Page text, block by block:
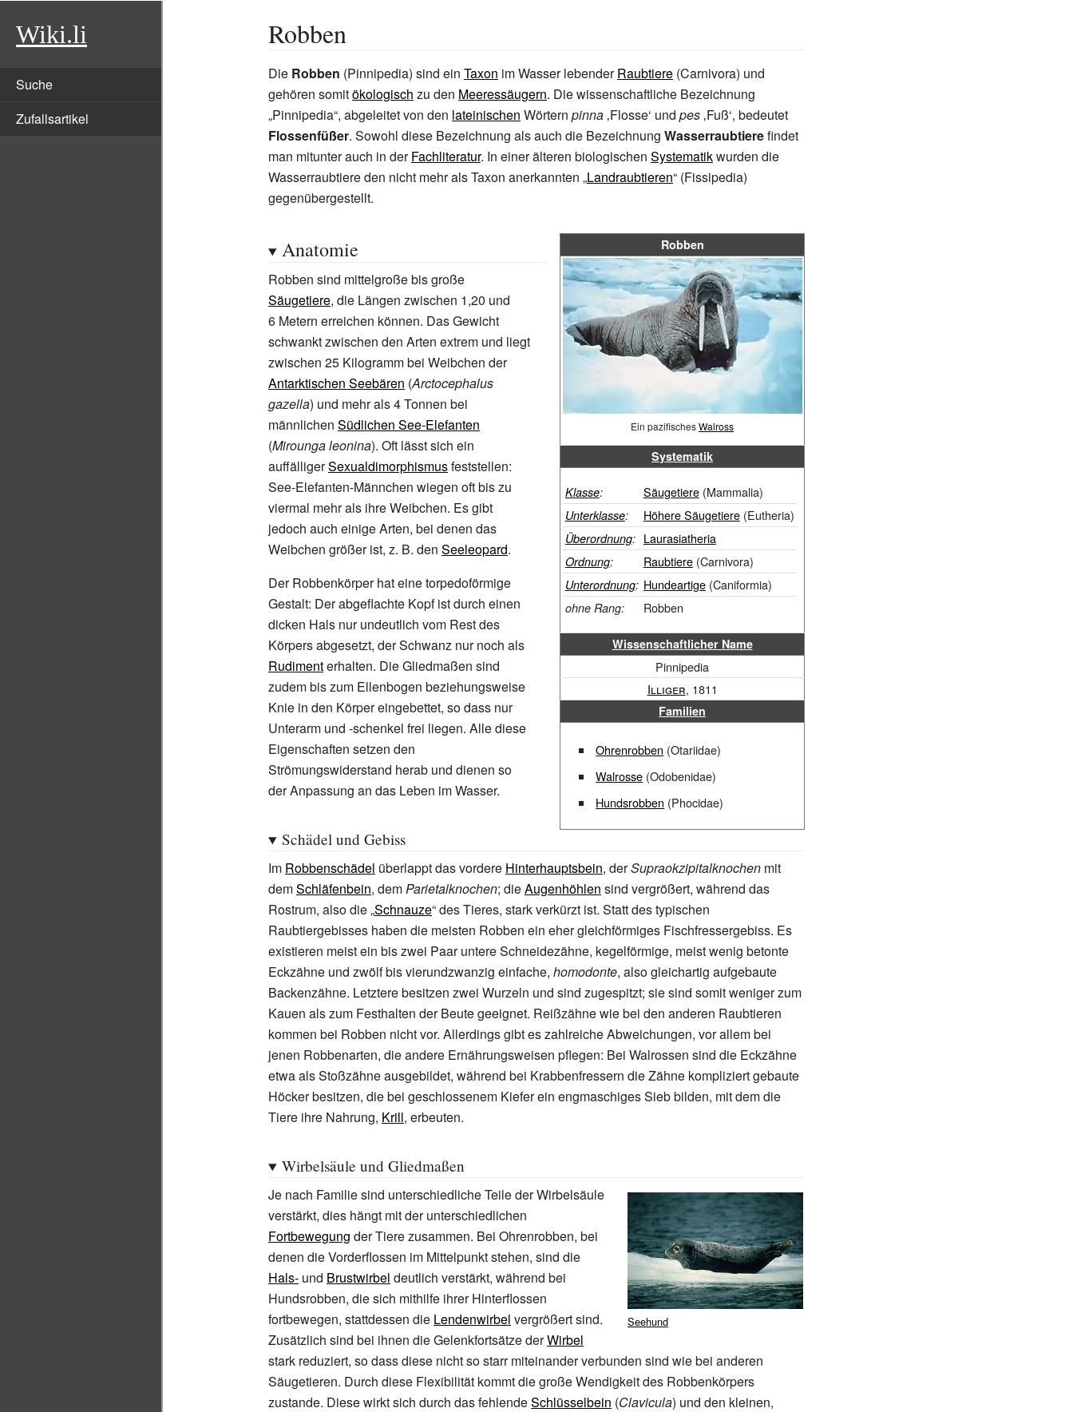
Wiki.li
Suche
Zufallsartikel
Robben
Die Robben (Pinnipedia) sind ein Taxon im Wasser lebenderRaubtiere (Carnivora) und
gehören somitökologisch zu den Meeressäugern. Die wissenschaftliche Bezeichnung
„Pinnipedia“, abgeleitet von den lateinischen Wörtern pinna ‚Flosse‘ und pes ‚Fuß‘, bedeutet
Flossenfüßer. Sowohl diese Bezeichnung als auch die Bezeichnung Wasserraubtierefindet
man mitunter auch in derFachliteratur. In einer älteren biologischen Systematikwurden die
Wasserraubtiere den nicht mehr als Taxon anerkannten „Landraubtieren“ (Fissipedia)
gegenübergestellt.
Robben
Ein pazifischesWalross
Systematik
Klasse: Säugetiere(Mammalia)
Unterklasse: Höhere Säugetiere(Eutheria)
Überordnung: Laurasiatheria
Ordnung: Raubtiere(Carnivora)
Unterordnung: Hundeartige(Caniformia)
ohne Rang: Robben
Wissenschaftlicher Name
Pinnipedia
Illiger, 1811
Familien
Ohrenrobben (Otariidae)
Walrosse (Odobenidae)
Hundsrobben (Phocidae)
Anatomie
Robben sind mittelgroße bis große
Säugetiere, die Längen zwischen 1,20 und
6 Metern erreichen können. Das Gewicht
schwankt zwischen den Arten extrem und liegt
zwischen 25 Kilogramm bei Weibchen der
Antarktischen Seebären (Arctocephalus
gazella) und mehr als 4Tonnen bei
männlichen Südlichen See-Elefanten
(Mirounga leonina). Oft lässt sich ein
auffälligerSexualdimorphismusfeststellen:
See-Elefanten-Männchen wiegen oft bis zu
viermal mehr als ihre Weibchen. Es gibt
jedoch auch einige Arten, bei denen das
Weibchen größer ist, z. B. den Seeleopard.
Der Robbenkörper hat eine torpedoförmige
Gestalt: Der abgeflachte Kopf ist durch einen
dicken Hals nur undeutlich vom Rest des
Körpers abgesetzt, der Schwanz nur noch als
Rudimenterhalten. Die Gliedmaßen sind
zudem bis zum Ellenbogen beziehungsweise
Knie in den Körper eingebettet, so dass nur
Unterarm und -schenkel frei liegen. Alle diese
Eigenschaften setzen den
Strömungswiderstand herab und dienen so
der Anpassung an das Leben im Wasser.
Schädel und Gebiss
Im Robbenschädel überlappt das vordere Hinterhauptsbein, derSupraokzipitalknochen mit
demSchläfenbein, demParietalknochen; dieAugenhöhlen sind vergrößert, während das
Rostrum, also die „Schnauze“ des Tieres, stark verkürzt ist. Statt des typischen
Raubtiergebisses haben die meisten Robben ein eher gleichförmiges Fischfressergebiss. Es
existieren meist ein bis zwei Paar untere Schneidezähne, kegelförmige, meist wenig betonte
Eckzähne und zwölf bis vierundzwanzig einfache, homodonte, also gleichartig aufgebaute
Backenzähne. Letztere besitzen zwei Wurzeln und sind zugespitzt; sie sind somit weniger zum
Kauen als zum Festhalten der Beute geeignet. Reißzähne wie bei den anderen Raubtieren
kommen bei Robben nicht vor. Allerdings gibt es zahlreiche Abweichungen, vor allem bei
jenen Robbenarten, die andere Ernährungsweisen pflegen: Bei Walrossen sind die Eckzähne
etwa als Stoßzähne ausgebildet, während bei Krabbenfressern die Zähne kompliziert gebaute
Höcker besitzen, die bei geschlossenem Kiefer ein engmaschiges Sieb bilden, mit dem die
Tiere ihre Nahrung, Krill, erbeuten.
Wirbelsäule und Gliedmaßen
Seehund
Je nach Familie sind unterschiedliche Teile der Wirbelsäule
verstärkt, dies hängt mit der unterschiedlichen
Fortbewegung der Tiere zusammen. Bei Ohrenrobben, bei
denen die Vorderflossen im Mittelpunkt stehen, sind die
Hals- und Brustwirbel deutlich verstärkt, während bei
Hundsrobben, die sich mithilfe ihrer Hinterflossen
fortbewegen, stattdessen die Lendenwirbel vergrößert sind.
Zusätzlich sind bei ihnen dieGelenkfortsätzederWirbel
stark reduziert, so dass diese nicht so starr miteinander verbunden sind wie bei anderen
Säugetieren. Durch diese Flexibilität kommt die große Wendigkeit des Robbenkörpers
zustande. Diese wirkt sich durch das fehlendeSchlüsselbein (Clavicula) und den kleinen,